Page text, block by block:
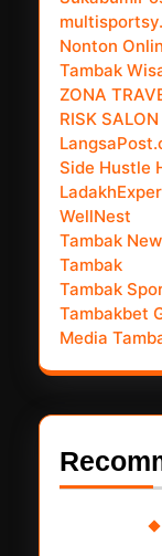
Nonton
Tambak
ZONA
RISK SALON
Side Hustle
WellNest
Tambak
Tambak
Tambak
Tambakbet
Media